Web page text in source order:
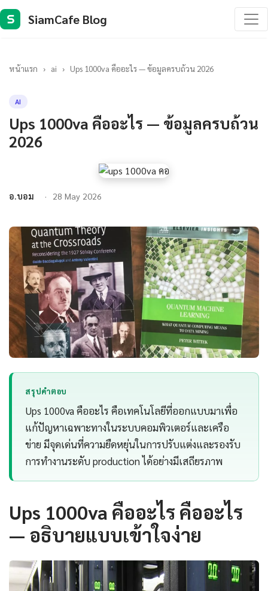
S SiamCafe Blog
หน้าแรก › ai › Ups 1000va คืออะไร — ข้อมูลครบถ้วน 2026
AI
Ups 1000va คืออะไร — ข้อมูลครบถ้วน
2026
อ.บอม 28 May 2026
สรุปคำตอบ
Ups 1000va คืออะไร คือเทคโนโลยีที่ออกแบบมาเพื่อ
แก้ปัญหาเฉพาะทางในระบบคอมพิวเตอร์และเครือ
ข่าย มีจุดเด่นที่ความยืดหยุ่นในการปรับแต่งและรองรับ
การทำงานระดับ production ได้อย่างมีเสถียรภาพ
Ups 1000va คืออะไร คืออะไร
— อธิบายแบบเข้าใจง่าย